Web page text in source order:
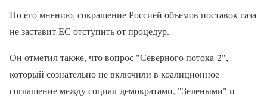
По его мнению, сокращение Россией объемов поставок газа
не заставит ЕС отступить от процедур.
Он отметил также, что вопрос "Северного потока-2",
который сознательно не включили в коалиционное
соглашение между социал-демократами, "Зелеными" и